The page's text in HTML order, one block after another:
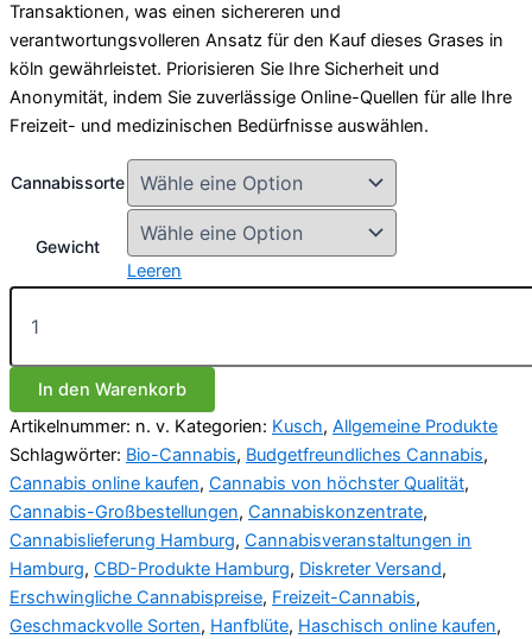
Transaktionen, was einen sichereren und
verantwortungsvolleren Ansatz für den Kauf dieses Grases in
köln gewährleistet. Priorisieren Sie Ihre Sicherheit und
Anonymität, indem Sie zuverlässige Online-Quellen für alle Ihre
Freizeit- und medizinischen Bedürfnisse auswählen.
Cannabissorte
Gewicht
Leeren
Cannabis
Menge
In den Warenkorb
Artikelnummer: n. v. Kategorien: Kusch, Allgemeine Produkte
Schlagwörter: Bio-Cannabis, Budgetfreundliches Cannabis,
Cannabis online kaufen, Cannabis von höchster Qualität,
Cannabis-Großbestellungen, Cannabiskonzentrate,
Cannabislieferung Hamburg, Cannabisveranstaltungen in
Hamburg, CBD-Produkte Hamburg, Diskreter Versand,
Erschwingliche Cannabispreise, Freizeit-Cannabis,
Geschmackvolle Sorten, Hanfblüte, Haschisch online kaufen,